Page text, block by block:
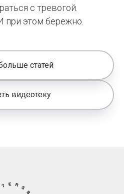
с тревогой.
при этом бережно.
статей
видеотеку